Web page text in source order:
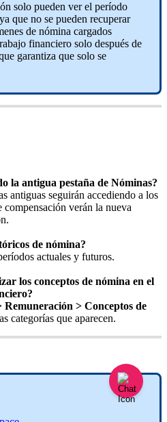
ón solo pueden ver el período
ya que no se pueden recuperar
de nómina cargados
financiero solo después de
garantiza que solo se
la antigua pestaña de Nóminas?
antiguas seguirán accediendo a los
compensación verán la nueva
n.
óricos de nómina?
íodos actuales y futuros.
los conceptos de nómina en el
?
Remuneración > Conceptos de
categorías que aparecen.